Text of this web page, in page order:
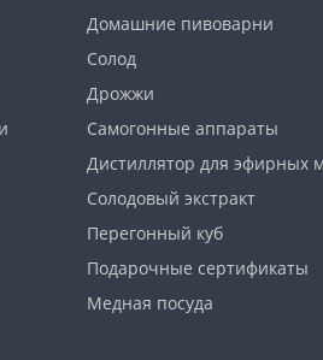
Домашние пивоварни
Солод
Дрожжи
Самогонные аппараты
Дистиллятор для эфирных
Солодовый экстракт
Перегонный куб
Подарочные сертификаты
Медная посуда